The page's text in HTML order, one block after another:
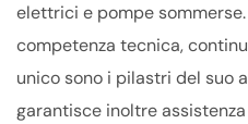
elettrici e pompe
competenza tecnica,
unico sono i pilastri del suo
garantisce inoltre